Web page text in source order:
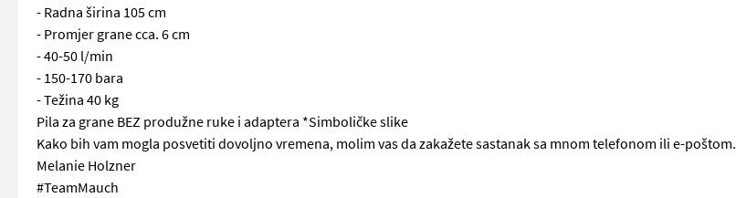
- Radna širina 105 cm
- Promjer grane cca. 6 cm
- 40-50 l/min
- 150-170 bara
- Težina 40 kg
Pila za grane BEZ produžne ruke i adaptera *Simboličke slike
Kako bih vam mogla posvetiti dovoljno vremena, molim vas da zakažete sastanak sa mnom telefonom ili e-poštom.
Melanie Holzner
#TeamMauch